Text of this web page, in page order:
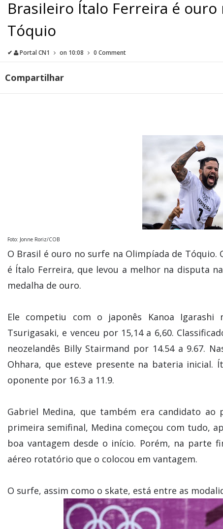
Brasileiro Ítalo Ferreira é
Tóquio
✔ Portal CN1 on 10:08 0 Comment
Compartilhar
Foto: Jonne Roriz/COB
O Brasil é ouro no surfe na Olimpíada de
é Ítalo Ferreira, que levou a melhor na disputa
medalha de ouro.
Ele competiu com o japonês Kanoa
Tsurigasaki, e venceu por 15,14 a 6,60.
neozelandês Billy Stairmand por 14.54 a 9.67.
Ohhara, que esteve presente na bateria inicial.
oponente por 16.3 a 11.9.
Gabriel Medina, que também era candidato
primeira semifinal, Medina começou com tudo,
boa vantagem desde o início. Porém, na parte
aéreo rotatório que o colocou em vantagem.
O surfe, assim como o skate, está entre as